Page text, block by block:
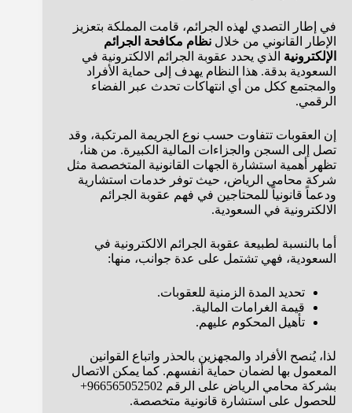
في إطار التصدي لهذه الجرائم، قامت المملكة بتعزيز
الإطار القانوني من خلال نظام مكافحة الجرائم
الإلكترونية الذي يحدد عقوبة الجرائم الالكترونية في
السعودية بدقة. هذا النظام يهدف إلى حماية الأفراد
والمجتمع ككل من أي انتهاكات تحدث عبر الفضاء
الرقمي.
إن العقوبات تتفاوت حسب نوع الجريمة المرتكبة، وقد
تصل إلى السجن والجزاءات المالية الكبيرة. من هنا،
تظهر أهمية استشارة الجهات القانونية المتخصصة مثل
شركة محامي الرياض، حيث توفر خدمات استشارية
ودعماً قانونياً للمحتاجين في فهم عقوبة الجرائم
الالكترونية في السعودية.
أما بالنسبة لطبيعة عقوبة الجرائم الالكترونية في
السعودية، فهي تشتمل على عدة جوانب، منها:
تحديد المدة الزمنية للعقوبات.
قيمة الغرامات المالية.
تأهيل المحكوم عليهم.
لذا، يُنصح الأفراد والمجهزين بالحذر واتباع القوانين
المعمول بها لضمان حماية أنفسهم. كما يمكن الاتصال
بشركة محامي الرياض على الرقم 966565052502+
للحصول على استشارة قانونية متخصصة.